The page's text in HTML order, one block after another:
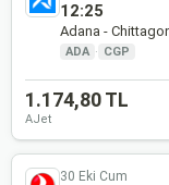
12:25
Adana -
ADA · CGP
1.174,80 TL
AJet
30 Eki Cum